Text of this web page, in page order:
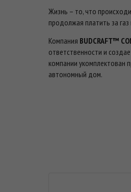
Жизнь – то, что
продолжая платить за
Компания BUDCRAFT™
ответственности и
компании укомплектован
автономный дом.